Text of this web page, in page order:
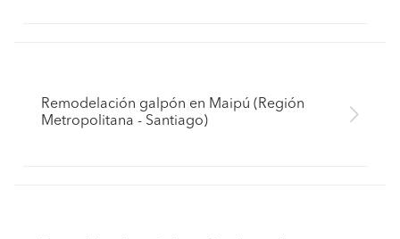
Remodelación galpón en Maipú (Región
Metropolitana - Santiago)